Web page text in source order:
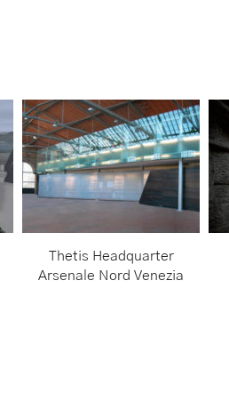
Thetis Headquarter
Arsenale Nord Venezia